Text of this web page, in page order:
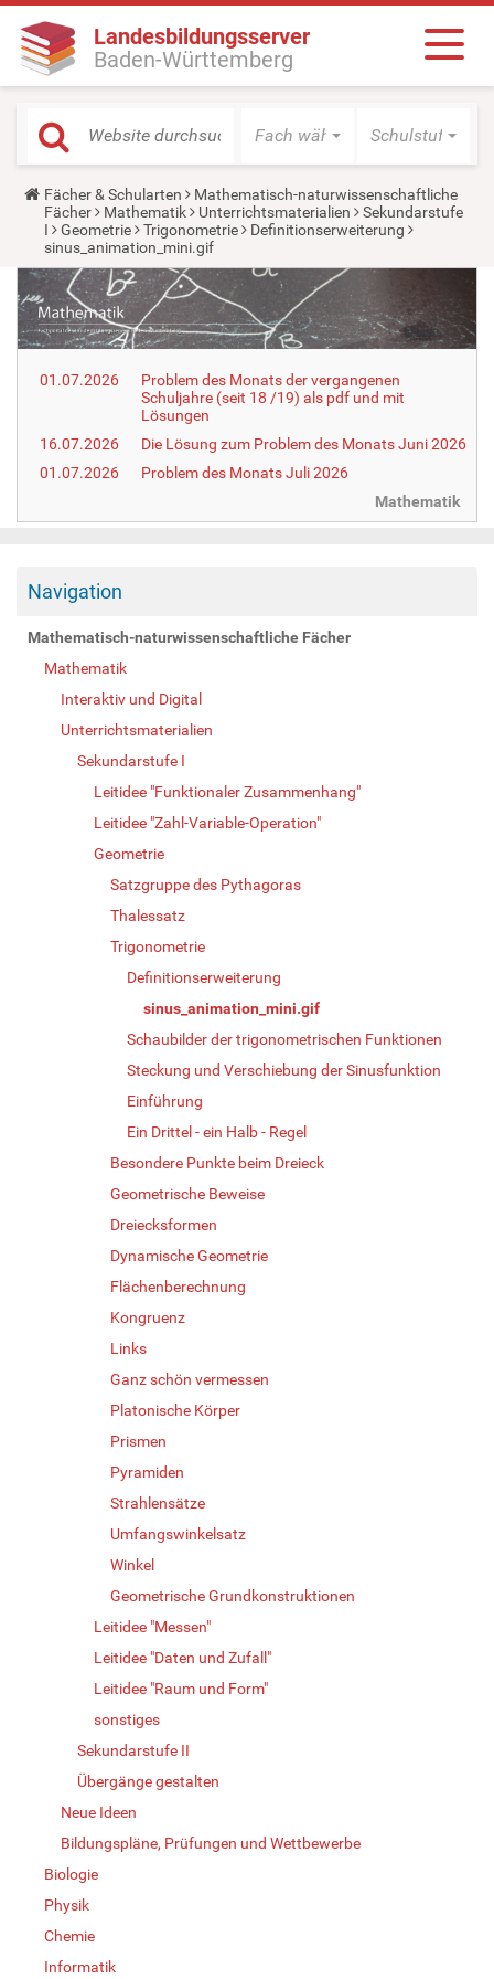
Landesbildungsserver
Baden-Württemberg
Fach wählen Schulstufe
Y
o
u
a
r
e
h
e
r
e
Fächer & Schularten
Mathematisch-naturwissenschaftliche
Fächer
Mathematik Unterrichtsmaterialien
Sekundarstufe
I
Geometrie Trigonometrie
Definitionserweiterung
sinus_animation_mini.gif
01.07.2026
Problem des Monats der vergangenen
Schuljahre (seit 18 /19) als pdf und mit
Lösungen
16.07.2026
Die Lösung zum Problem des Monats Juni 2026
01.07.2026
Problem des Monats Juli 2026
Mathematik
Navigation
Mathematisch-naturwissenschaftliche Fächer
Mathematik
Interaktiv und Digital
Unterrichtsmaterialien
Sekundarstufe I
Leitidee "Funktionaler Zusammenhang"
Leitidee "Zahl-Variable-Operation"
Geometrie
Satzgruppe des Pythagoras
Thalessatz
Trigonometrie
Definitionserweiterung
sinus_animation_mini.gif
Schaubilder der trigonometrischen Funktionen
Steckung und Verschiebung der Sinusfunktion
Einführung
Ein Drittel - ein Halb - Regel
Besondere Punkte beim Dreieck
Geometrische Beweise
Dreiecksformen
Dynamische Geometrie
Flächenberechnung
Kongruenz
Links
Ganz schön vermessen
Platonische Körper
Prismen
Pyramiden
Strahlensätze
Umfangswinkelsatz
Winkel
Geometrische Grundkonstruktionen
Leitidee "Messen"
Leitidee "Daten und Zufall"
Leitidee "Raum und Form"
sonstiges
Sekundarstufe II
Übergänge gestalten
Neue Ideen
Bildungspläne, Prüfungen und Wettbewerbe
Biologie
Physik
Chemie
Informatik